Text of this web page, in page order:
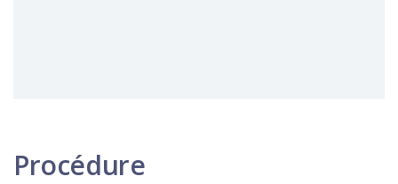
Procédure